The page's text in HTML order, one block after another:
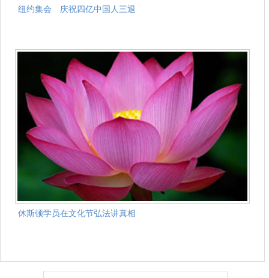
纽约集会 庆祝四亿中国人三退
休斯顿学员在文化节弘法讲真相